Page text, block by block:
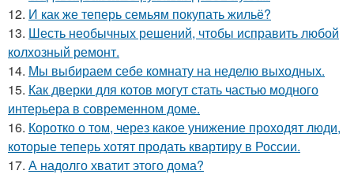
12. И как же теперь семьям покупать жильё?
13. Шесть необычных решений, чтобы исправить любой
колхозный ремонт.
14. Мы выбираем себе комнату на неделю выходных.
15. Как дверки для котов могут стать частью модного
интерьера в современном доме.
16. Коротко о том, через какое унижение проходят люди,
которые теперь хотят продать квартиру в России.
17. А надолго хватит этого дома?